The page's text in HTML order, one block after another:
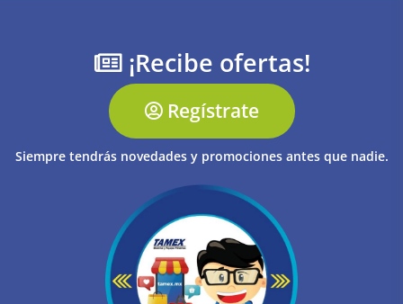
¡Recibe ofertas!
Regístrate
Siempre tendrás novedades y promociones antes que nadie.